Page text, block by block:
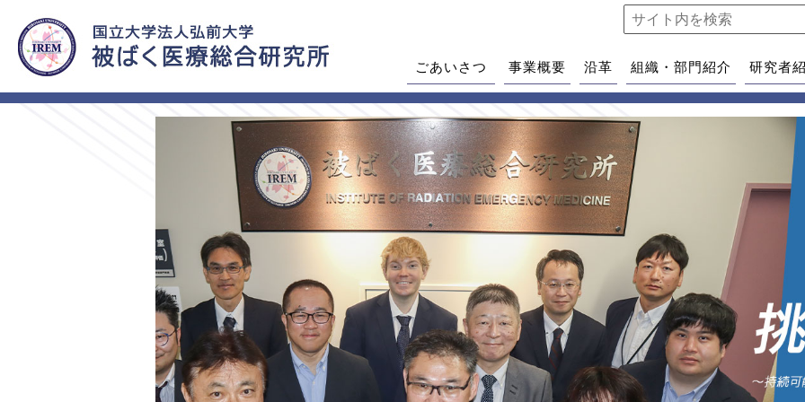
ごあいさつ 事業概要 沿革 組織・部門紹介 研究者